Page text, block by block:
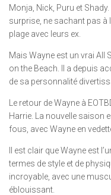
Monja, Nick, Puru et
surprise, ne sachant pas à
plage avec leurs ex.
Mais Wayne est un vrai All
on the Beach. Il a depuis
de sa personnalité
Le retour de Wayne à
Harrie. La nouvelle saison
fous, avec Wayne en
Il est clair que Wayne est
termes de style et de
incroyable, avec une
éblouissant.